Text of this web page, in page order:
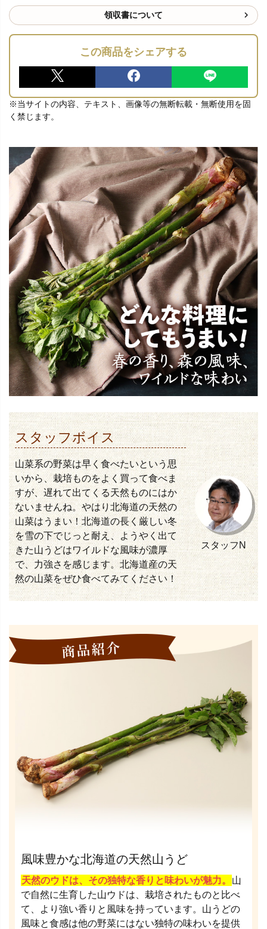
領収書について
この商品をシェアする
※当サイトの内容、テキスト、画像等の無断転載・無断使用を固
く禁じます。
スタッフボイス
山菜系の野菜は早く食べたいという思
いから、栽培ものをよく買って食べま
すが、遅れて出てくる天然ものにはか
ないませんね。やはり北海道の天然の
山菜はうまい！北海道の長く厳しい冬
を雪の下でじっと耐え、ようやく出て
きた山うどはワイルドな風味が濃厚
で、力強さを感じます。北海道産の天
然の山菜をぜひ食べてみてください！
スタッフN
風味豊かな北海道の天然山うど
天然のウドは、その独特な香りと味わいが魅力。
山
で自然に生育した山ウドは、栽培されたものと比べ
て、より強い香りと風味を持っています。山うどの
風味と食感は他の野菜にはない独特の味わいを提供